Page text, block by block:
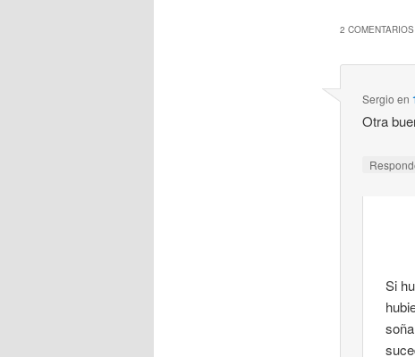
2 COMENTARIOS
Sergio en
Otra
Si